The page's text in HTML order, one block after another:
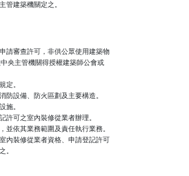
管建築機關定之。
請審查許可，非供公眾使用建築物
央主管機關得授權建築師公會或
定。
防設備、防火區劃及主要構造。
施。
許可之室內裝修從業者辦理。
並依其業務範圍及責任執行業務。
內裝修從業者資格、申請登記許可
。